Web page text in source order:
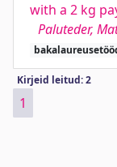
with a 2 kg
Paluteder,
Kirjeid leitud: 2
1